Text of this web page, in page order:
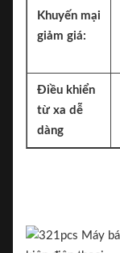
Khuyến mại
giảm giá:
Điều khiển
từ xa dễ
dàng